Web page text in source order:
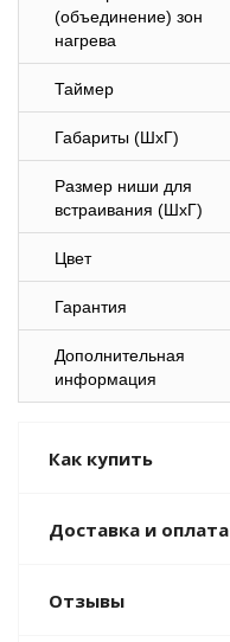
(объединение) зон
нагрева
Таймер
Габариты (ШхГ)
Размер ниши для
встраивания (ШхГ)
Цвет
Гарантия
Дополнительная
информация
Как купить
Доставка и оплата
Отзывы